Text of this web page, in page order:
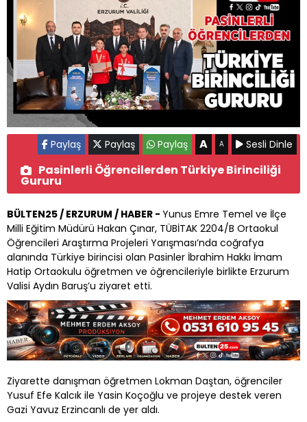
Paylaş Paylaş Paylaş A A Sesli Dinle
Pasinlerli Öğrencilerden Türkiye Birinciliği
Gururu
BÜLTEN25 / ERZURUM / HABER - Yunus Emre Temel ve İlçe
Milli Eğitim Müdürü Hakan Çınar, TÜBİTAK 2204/B Ortaokul
Öğrencileri Araştırma Projeleri Yarışması’nda coğrafya
alanında Türkiye birincisi olan Pasinler İbrahim Hakkı İmam
Hatip Ortaokulu öğretmen ve öğrencileriyle birlikte Erzurum
Valisi Aydın Baruş’u ziyaret etti.
Ziyarette danışman öğretmen Lokman Daştan, öğrenciler
Yusuf Efe Kalcık ile Yasin Koçoğlu ve projeye destek veren
Gazi Yavuz Erzincanlı de yer aldı.